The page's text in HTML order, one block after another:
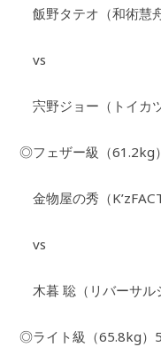
飯野タテオ（和術慧
vs
宍野ジョー（トイカ
◎フェザー級（61.2kg
金物屋の秀（
vs
木暮 聡（リバーサル
◎ライト級（65.8kg）